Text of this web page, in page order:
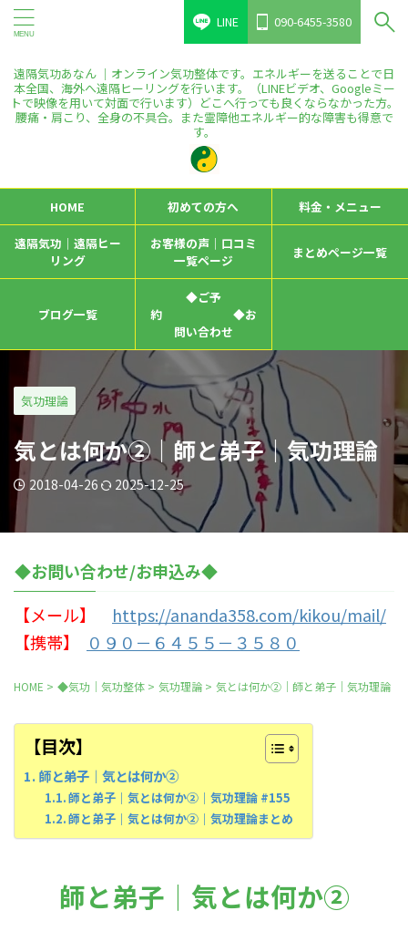
LINE 090-6455-3580
遠隔気功あなん ｜オンライン気功整体です。エネルギーを送ることで日
本全国、海外へ遠隔ヒーリングを行います。（LINEビデオ、Googleミー
トで映像を用いて対面で行います）どこへ行っても良くならなかった方。
腰痛・肩こり、全身の不具合。また霊障他エネルギー的な障害も得意で
す。
HOME 初めての方へ 料金・メニュー
遠隔気功｜遠隔ヒー
リング
お客様の声｜口コミ
一覧ページ
まとめページ一覧
ブログ一覧
◆ご予
約 ◆お
問い合わせ
気功理論
気とは何か②｜師と弟子｜気功理論
2018-04-26 2025-12-25
◆お問い合わせ/お申込み◆
【メール】
https://ananda358.com/kikou/mail/
【携帯】
０９０－６４５５－３５８０
HOME > ◆気功｜気功整体 > 気功理論 > 気とは何か②｜師と弟子｜気功理論
【目次】
師と弟子｜気とは何か②
師と弟子｜気とは何か②｜気功理論 #155
師と弟子｜気とは何か②｜気功理論まとめ
師と弟子｜気とは何か②